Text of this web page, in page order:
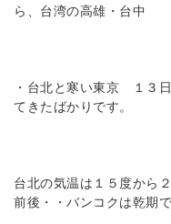
ら、台湾の高雄・台中
・台北と寒い東京 １３
てきたばかりです。
台北の気温は１５度から
前後・・バンコクは乾期で